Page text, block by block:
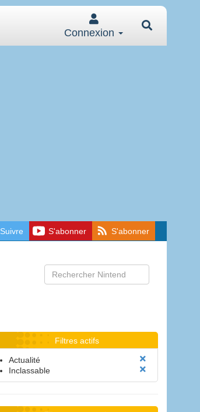
Connexion
Suivre S'abonner S'abonner
Filtres actifs
Actualité
Inclassable